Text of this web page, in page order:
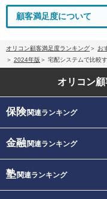
顧客満足度について
オリコン顧客満足度ランキング
お
2024年版
宅配システムで比較
オリコン
保険関連ランキング
金融関連ランキング
塾関連ランキング